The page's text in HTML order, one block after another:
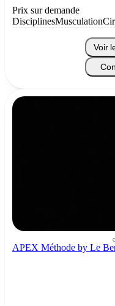
Prix sur demande
DisciplinesMusculation
Voir
APEX Méthode by Le